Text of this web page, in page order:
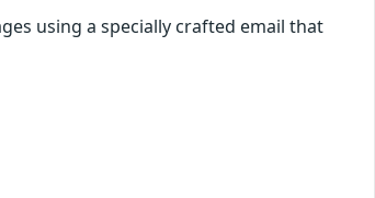
using a specially crafted email that